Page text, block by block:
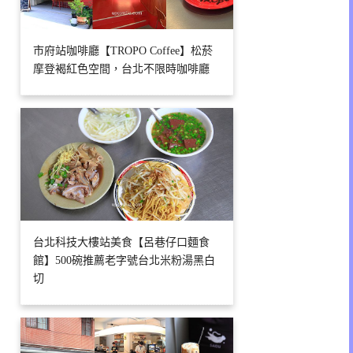
市府站咖啡廳【TROPO Coffee】松菸
摩登褐紅色空間，台北不限時咖啡廳
台北科技大樓站美食【呂巷仔口麵食
館】500碗推薦老字號台北米粉湯黑白
切